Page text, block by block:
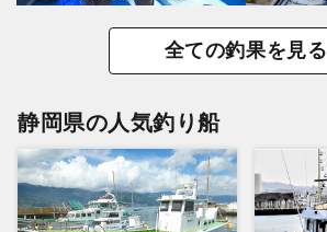
全ての釣果を見る
静岡県の人気釣り船